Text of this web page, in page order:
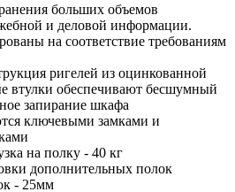
больших объемов
и деловой информации.
на соответствие требованиям
ригелей из оцинкованной
втулки обеспечивают бесшумный
запирание шкафа
ключевыми замками и
на полку - 40 кг
дополнительных полок
- 25мм